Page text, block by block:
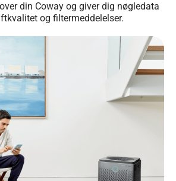
din Coway og giver dig nøgledata
og filtermeddelelser.